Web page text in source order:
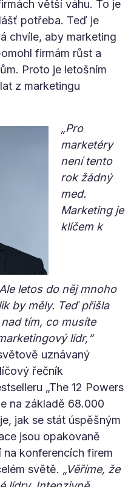
větší váhu. To je
potřeba. Teď je
chvíle, aby marketing
firmám růst a
Proto je letošním
z marketingu
„Pro
marketéry
není tento
rok žádný
med.
Marketing je
klíčem k
letos do něj mnoho
by měly. Teď přišla
tím, co musíte
lídr,“
uznávaný
řečník
„The 12 Powers
na základě 68.000
jak se stát úspěšným
jsou opakovaně
konferencích firem
světě. „Věříme, že